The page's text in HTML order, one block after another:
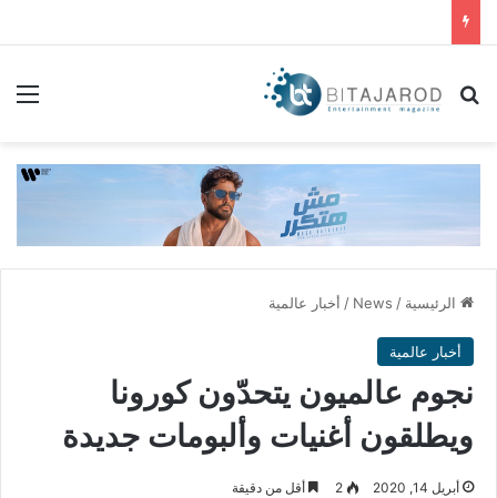
بحث عن
الرئيسية /
News
/ أخبار عالمية
أخبار عالمية
نجوم عالميون يتحدّون كورونا
ويطلقون أغنيات وألبومات جديدة
أبريل 14, 2020 2 أقل من دقيقة